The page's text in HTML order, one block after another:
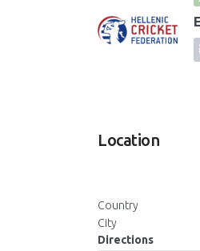
Location
Country
City
Directions